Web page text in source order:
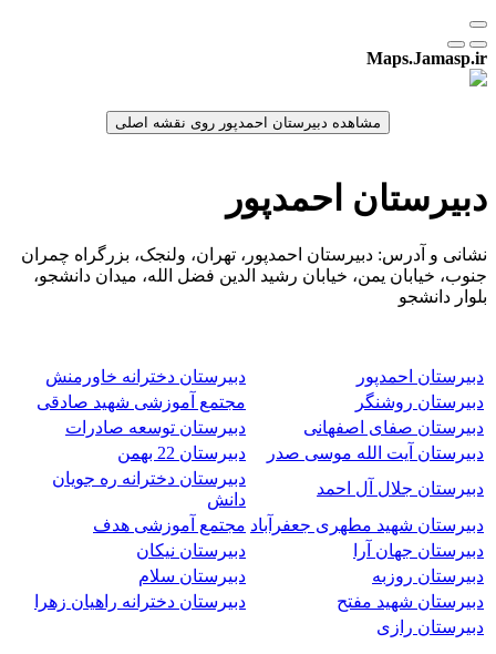
Maps.Jamasp.ir
دبیرستان احمدپور
نشانی و آدرس: دبیرستان احمدپور، تهران، ولنجک، بزرگراه چمران
جنوب، خیابان یمن، خیابان رشید الدین فضل الله، میدان دانشجو،
بلوار دانشجو
دبیرستان احمدپور
دبیرستان دخترانه خاورمنش
دبیرستان روشنگر
مجتمع آموزشی شهید صادقی
دبیرستان صفای اصفهانی
دبیرستان توسعه صادرات
دبیرستان آیت الله موسی صدر
دبیرستان 22 بهمن
دبیرستان جلال آل احمد
دبیرستان دخترانه ره جویان
دانش
دبیرستان شهید مطهری جعفرآباد مجتمع آموزشی هدف
دبیرستان جهان آرا
دبیرستان نیکان
دبیرستان روزبه
دبیرستان سلام
دبیرستان شهید مفتح
دبیرستان دخترانه راهیان زهرا
دبیرستان رازی